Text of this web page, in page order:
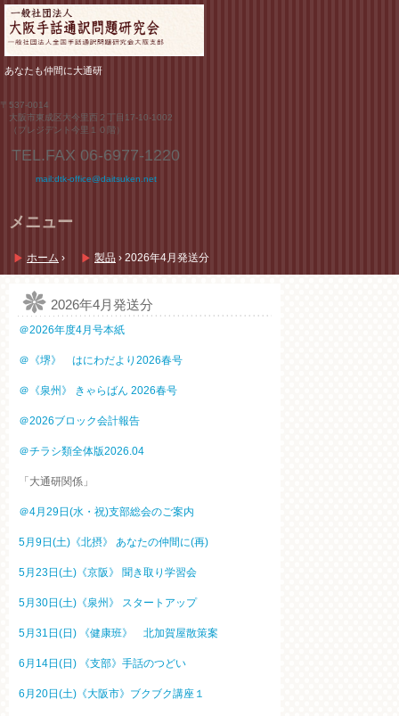
あなたも仲間に大通研
〒537-0014
大阪市東成区大今里西２丁目17-10-1002
（プレジデント今里１０階）
TEL.FAX 06-6977-1220
mail:dtk-office@daitsuken.net
メニュー
ン
へ
ホーム › 製品 › 2026年4月発送分
2026年4月発送分
＠2026年度4月号本紙
＠《堺》 はにわだより2026春号
＠《泉州》 きゃらばん 2026春号
＠2026ブロック会計報告
＠チラシ類全体版2026.04
「大通研関係」
＠4月29日(水・祝)支部総会のご案内
5月9日(土)《北摂》 あなたの仲間に(再)
5月23日(土)《京阪》 聞き取り学習会
5月30日(土)《泉州》 スタートアップ
5月31日(日) 《健康班》 北加賀屋散策案
6月14日(日) 《支部》手話のつどい
6月20日(土)《大阪市》ブクブク講座１